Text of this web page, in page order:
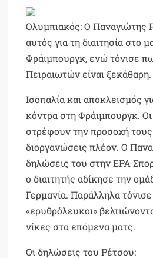
Ολυμπιακός: Ο Παναγιώτης
αυτός για τη διαιτησία στο
Φράιμπουργκ, ενώ τόνισε
Πειραιωτών είναι ξεκάθαρη.
Ισοπαλία και αποκλεισμός
κόντρα στη Φράιμπουργκ.
στρέφουν την προσοχή τους
διοργανώσεις πλέον. Ο
δηλώσεις του στην ΕΡΑ
ο διαιτητής αδίκησε την
Γερμανία. Παράλληλα
«ερυθρόλευκοι»
νίκες στα επόμενα ματς.
Οι δηλώσεις του Ρέτσου: